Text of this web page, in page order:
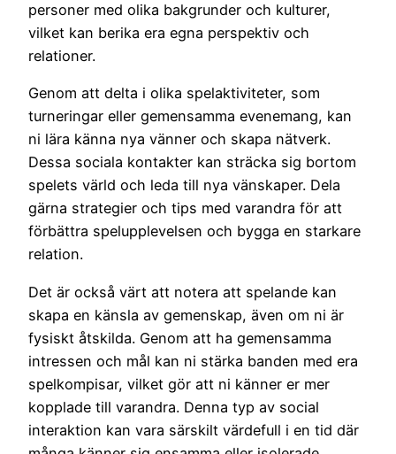
personer med olika bakgrunder och kulturer,
vilket kan berika era egna perspektiv och
relationer.
Genom att delta i olika spelaktiviteter, som
turneringar eller gemensamma evenemang, kan
ni lära känna nya vänner och skapa nätverk.
Dessa sociala kontakter kan sträcka sig bortom
spelets värld och leda till nya vänskaper. Dela
gärna strategier och tips med varandra för att
förbättra spelupplevelsen och bygga en starkare
relation.
Det är också värt att notera att spelande kan
skapa en känsla av gemenskap, även om ni är
fysiskt åtskilda. Genom att ha gemensamma
intressen och mål kan ni stärka banden med era
spelkompisar, vilket gör att ni känner er mer
kopplade till varandra. Denna typ av social
interaktion kan vara särskilt värdefull i en tid där